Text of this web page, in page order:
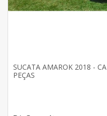
SUCATA AMAROK 2018 -
PEÇAS